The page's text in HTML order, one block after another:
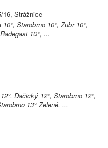
16, Strážnice
Starobrno 10°, Zubr 10°,
10°, ...
Dačický 12°, Starobrno 12°,
13° Zelené, ...